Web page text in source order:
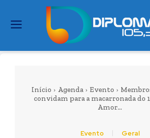
Início Agenda Evento
convidam para a macarronada do
Amor...
Evento Geral